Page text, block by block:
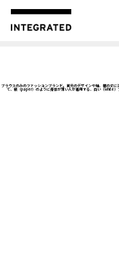
ブラウスのみのファッションブランド。首元のデザインや袖、裾の丈
て、紙（paper）のように身体が薄い人が着用する、白い（white